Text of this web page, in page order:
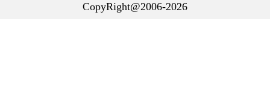
CopyRight@2006-2026